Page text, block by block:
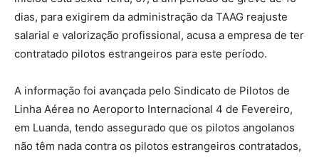
dias, para exigirem da administração da TAAG reajuste
salarial e valorização profissional, acusa a empresa de ter
contratado pilotos estrangeiros para este período.
A informação foi avançada pelo Sindicato de Pilotos de
Linha Aérea no Aeroporto Internacional 4 de Fevereiro,
em Luanda, tendo assegurado que os pilotos angolanos
não têm nada contra os pilotos estrangeiros contratados,